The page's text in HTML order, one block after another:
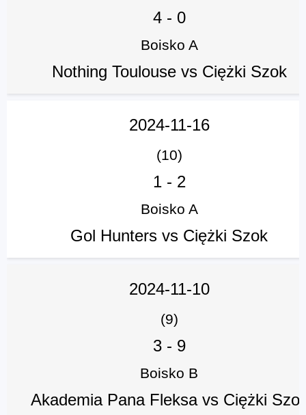
4- 0
Boisko A
Nothing Toulouse vs Ciężki Szok
2024-11-16
(10)
1- 2
Boisko A
Gol Hunters vs Ciężki Szok
2024-11-10
(9)
3- 9
Boisko B
Akademia Pana Fleksa vs Ciężki